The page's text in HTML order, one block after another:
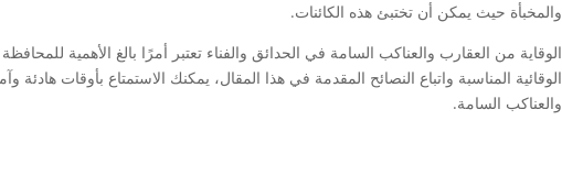
والمخبأة حيث يمكن أن تختبئ هذه الكائنات.
الوقاية من العقارب والعناكب السامة في الحدائق والفناء تعتبر أمرًا بالغ الأهمية
الوقائية المناسبة واتباع النصائح المقدمة في هذا المقال، يمكنك الاستمتاع بأوقات
والعناكب السامة.